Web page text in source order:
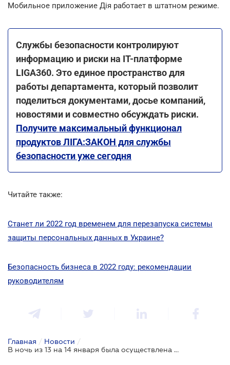
Мобильное приложение Дія работает в штатном режиме.
Службы безопасности контролируют
информацию и риски на ІТ-платформе
LIGA360. Это единое пространство для
работы департамента, который позволит
поделиться документами, досье компаний,
новостями и совместно обсуждать риски.
Получите максимальный функционал
продуктов ЛІГА:ЗАКОН для службы
безопасности уже сегодня
Читайте также:
Станет ли 2022 год временем для перезапуска системы
защиты персональных данных в Украине?
Безопасность бизнеса в 2022 году: рекомендации
руководителям
Главная / Новости /
В ночь из 13 на 14 января была осуществлена хакерская атака на ряд правительственных сайтов